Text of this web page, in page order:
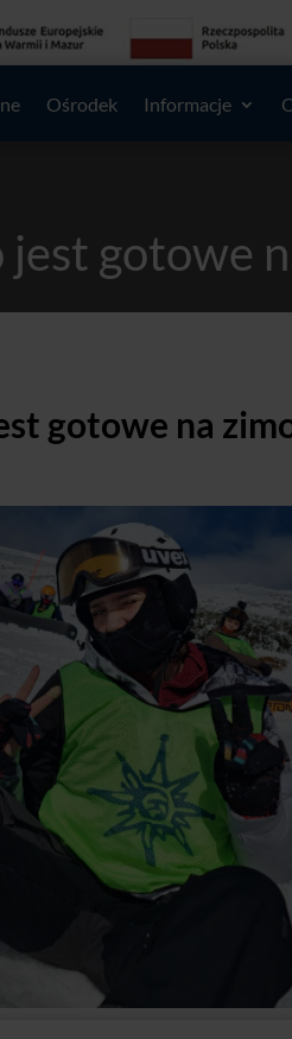
Ośrodek Informacje
gotowe
gotowe na